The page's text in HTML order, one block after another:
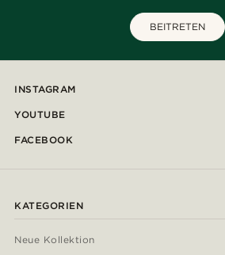
BEITRETEN
INSTAGRAM
YOUTUBE
FACEBOOK
KATEGORIEN
Neue Kollektion